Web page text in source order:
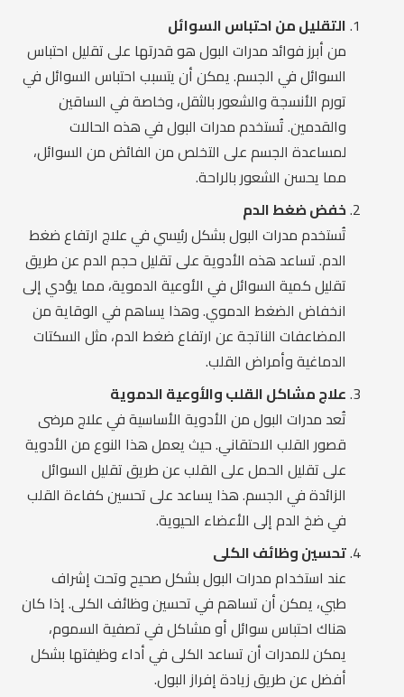
التقليل من احتباس السوائل
من أبرز فوائد مدرات البول هو قدرتها على تقليل احتباس
السوائل في الجسم. يمكن أن يتسبب احتباس السوائل في
تورم الأنسجة والشعور بالثقل، وخاصة في الساقين
والقدمين. تُستخدم مدرات البول في هذه الحالات
لمساعدة الجسم على التخلص من الفائض من السوائل،
مما يحسن الشعور بالراحة.
خفض ضغط الدم
تُستخدم مدرات البول بشكل رئيسي في علاج ارتفاع ضغط
الدم. تساعد هذه الأدوية على تقليل حجم الدم عن طريق
تقليل كمية السوائل في الأوعية الدموية، مما يؤدي إلى
انخفاض الضغط الدموي. وهذا يساهم في الوقاية من
المضاعفات الناتجة عن ارتفاع ضغط الدم، مثل السكتات
الدماغية وأمراض القلب.
علاج مشاكل القلب والأوعية الدموية
تُعد مدرات البول من الأدوية الأساسية في علاج مرضى
قصور القلب الاحتقاني. حيث يعمل هذا النوع من الأدوية
على تقليل الحمل على القلب عن طريق تقليل السوائل
الزائدة في الجسم. هذا يساعد على تحسين كفاءة القلب
في ضخ الدم إلى الأعضاء الحيوية.
تحسين وظائف الكلى
عند استخدام مدرات البول بشكل صحيح وتحت إشراف
طبي، يمكن أن تساهم في تحسين وظائف الكلى. إذا كان
هناك احتباس سوائل أو مشاكل في تصفية السموم،
يمكن للمدرات أن تساعد الكلى في أداء وظيفتها بشكل
أفضل عن طريق زيادة إفراز البول.